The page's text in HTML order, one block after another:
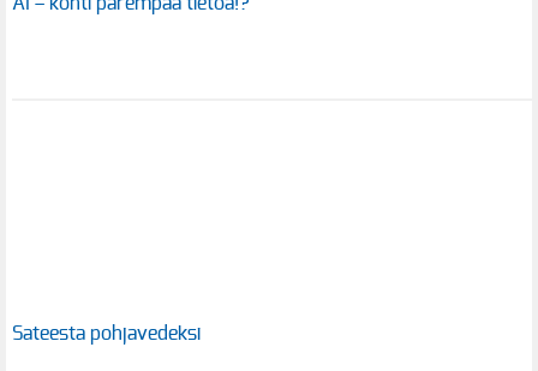
AI – kohti parempaa tietoa!?
Sateesta pohjavedeksi